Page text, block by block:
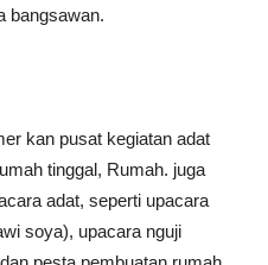
bangsawan.
kan pusat kegiatan adat
tinggal, Rumah. juga
adat, seperti upacara
soya), upacara nguji